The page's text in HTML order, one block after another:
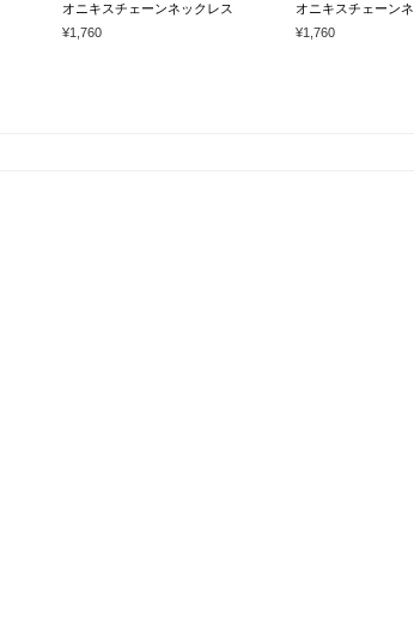
オニキスチェーンネックレス
¥1,760
オニキスチェーン
¥1,760